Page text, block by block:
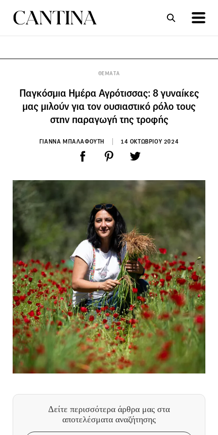
ΘΕΜΑΤΑ
Παγκόσμια Ημέρα Αγρότισσας: 8 γυναίκες
μας μιλούν για τον ουσιαστικό ρόλο τους
στην παραγωγή της τροφής
ΓΙΑΝΝΑ ΜΠΑΛΑΦΟΥΤΗ 14 ΟΚΤΩΒΡΙΟΥ 2024
Δείτε περισσότερα άρθρα μας στα
αποτελέσματα αναζήτησης